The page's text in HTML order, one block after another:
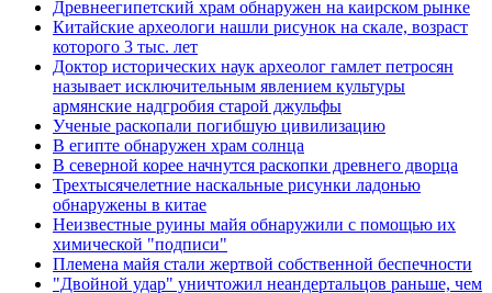
Древнеегипетский храм обнаружен на каирском рынке
Китайские археологи нашли рисунок на скале, возраст
которого 3 тыс. лет
Доктор исторических наук археолог гамлет петросян
называет исключительным явлением культуры
армянские надгробия старой джульфы
Ученые раскопали погибшую цивилизацию
В египте обнаружен храм солнца
В северной корее начнутся раскопки древнего дворца
Трехтысячелетние наскальные рисунки ладонью
обнаружены в китае
Неизвестные руины майя обнаружили с помощью их
химической "подписи"
Племена майя стали жертвой собственной беспечности
"Двойной удар" уничтожил неандертальцов раньше, чем